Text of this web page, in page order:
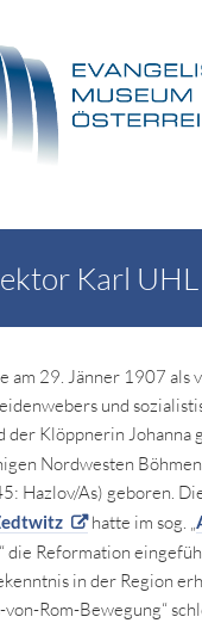
Karl UHL
am 29. Jänner 1907 als
und
der Klöppnerin Johanna
Nordwesten
Hazlov/As) geboren.
hatte im sog. „
die Reformation
in der Region
von-Rom-Bewegung“